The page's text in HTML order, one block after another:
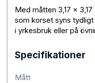
Med måtten 3,17 ×
som korset syns tydligt
i yrkesbruk eller på
Specifikationer
Mått